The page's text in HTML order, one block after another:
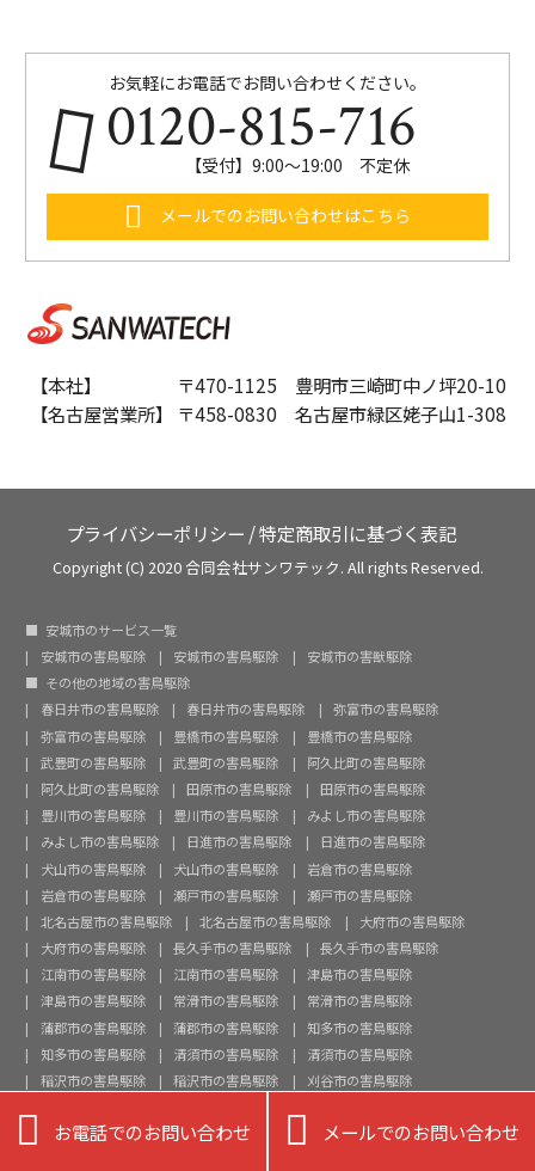
お気軽にお電話でお問い合わせください。
0120-815-716
【受付】9:00～19:00 不定休
メールでのお問い合わせはこちら
【本社】 〒470-1125 豊明市三崎町中ノ坪20-10
【名古屋営業所】 〒458-0830 名古屋市緑区姥子山1-308
プライバシーポリシー /特定商取引に基づく表記
Copyright (C) 2020 合同会社サンワテック. All rights Reserved.
安城市のサービス一覧
安城市の害鳥駆除
安城市の害鳥駆除
安城市の害獣駆除
その他の地域の害鳥駆除
春日井市の害鳥駆除
春日井市の害鳥駆除
弥富市の害鳥駆除
弥富市の害鳥駆除
豊橋市の害鳥駆除
豊橋市の害鳥駆除
武豊町の害鳥駆除
武豊町の害鳥駆除
阿久比町の害鳥駆除
阿久比町の害鳥駆除
田原市の害鳥駆除
田原市の害鳥駆除
豊川市の害鳥駆除
豊川市の害鳥駆除
みよし市の害鳥駆除
みよし市の害鳥駆除
日進市の害鳥駆除
日進市の害鳥駆除
犬山市の害鳥駆除
犬山市の害鳥駆除
岩倉市の害鳥駆除
岩倉市の害鳥駆除
瀬戸市の害鳥駆除
瀬戸市の害鳥駆除
北名古屋市の害鳥駆除
北名古屋市の害鳥駆除
大府市の害鳥駆除
大府市の害鳥駆除
長久手市の害鳥駆除
長久手市の害鳥駆除
江南市の害鳥駆除
江南市の害鳥駆除
津島市の害鳥駆除
津島市の害鳥駆除
常滑市の害鳥駆除
常滑市の害鳥駆除
蒲郡市の害鳥駆除
蒲郡市の害鳥駆除
知多市の害鳥駆除
知多市の害鳥駆除
清須市の害鳥駆除
清須市の害鳥駆除
稲沢市の害鳥駆除
稲沢市の害鳥駆除
刈谷市の害鳥駆除
知立市の害鳥駆除
知立市の害鳥駆除
知立市の害鳥駆除
 お電話でのお問い合わせ  メールでのお問い合わせ